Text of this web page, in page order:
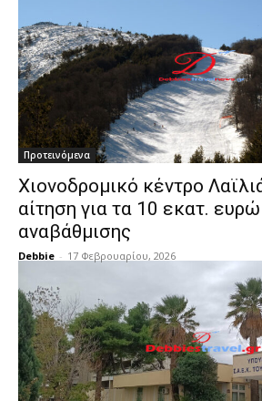
Προτεινόμενα
Χιονοδρομικό κέντρο
αίτηση για τα 10 εκατ.
αναβάθμισης
Debbie - 17 Φεβρουαρίου, 2026